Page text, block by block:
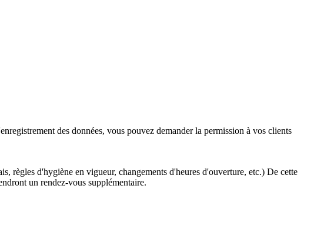
des données, vous pouvez demander la permission à vos clients
règles d'hygiène en vigueur, changements d'heures d'ouverture, etc.) De cette
un rendez-vous supplémentaire.